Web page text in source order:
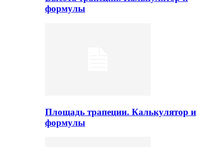
формулы
Площадь трапеции. Калькулятор и
формулы